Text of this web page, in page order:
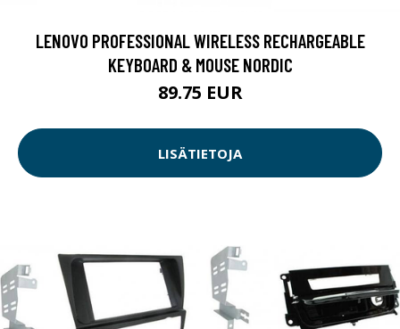
LENOVO PROFESSIONAL WIRELESS RECHARGEABLE
KEYBOARD & MOUSE NORDIC
89.75 EUR
LISÄTIETOJA